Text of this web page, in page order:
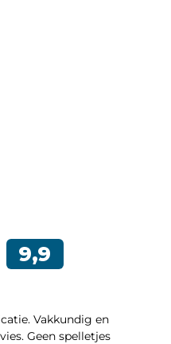
Vakkundig en
Geen spelletjes